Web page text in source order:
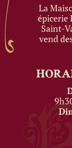
La
épicerie
Saint-
vend